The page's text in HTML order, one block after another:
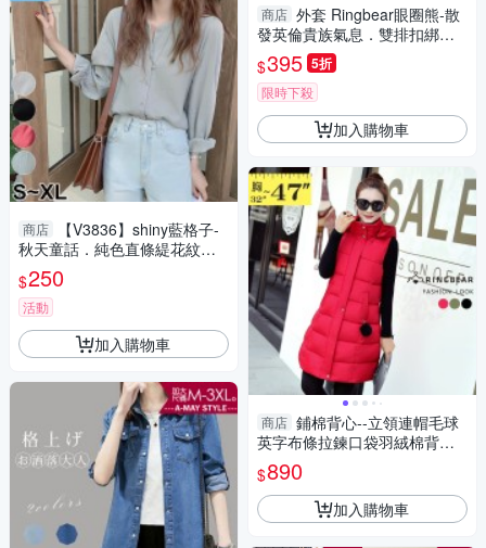
商店
【V3836】shiny藍格子-
秋天童話．純色直條緹花紋理V
領長袖襯衫
$250
活動
加入購物車
商店 外套 Ringbear眼圈熊-散
發英倫貴族氣息．雙排扣綁帶
毛呢風衣外套J135(黑、杏M-2
L)
$395 5折
限時下殺
加入購物車
商店 鋪棉背心--立領連帽毛球
英字布條拉鍊口袋羽絨棉背心
外套(黑.紅.綠M-3L)-J236眼圈
熊中大尺碼◎
$890
加入購物車